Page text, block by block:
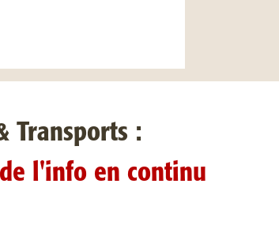
Transports :
l'info en continu